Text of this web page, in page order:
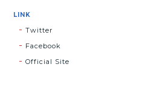
LINK
Twitter
Facebook
Official Site